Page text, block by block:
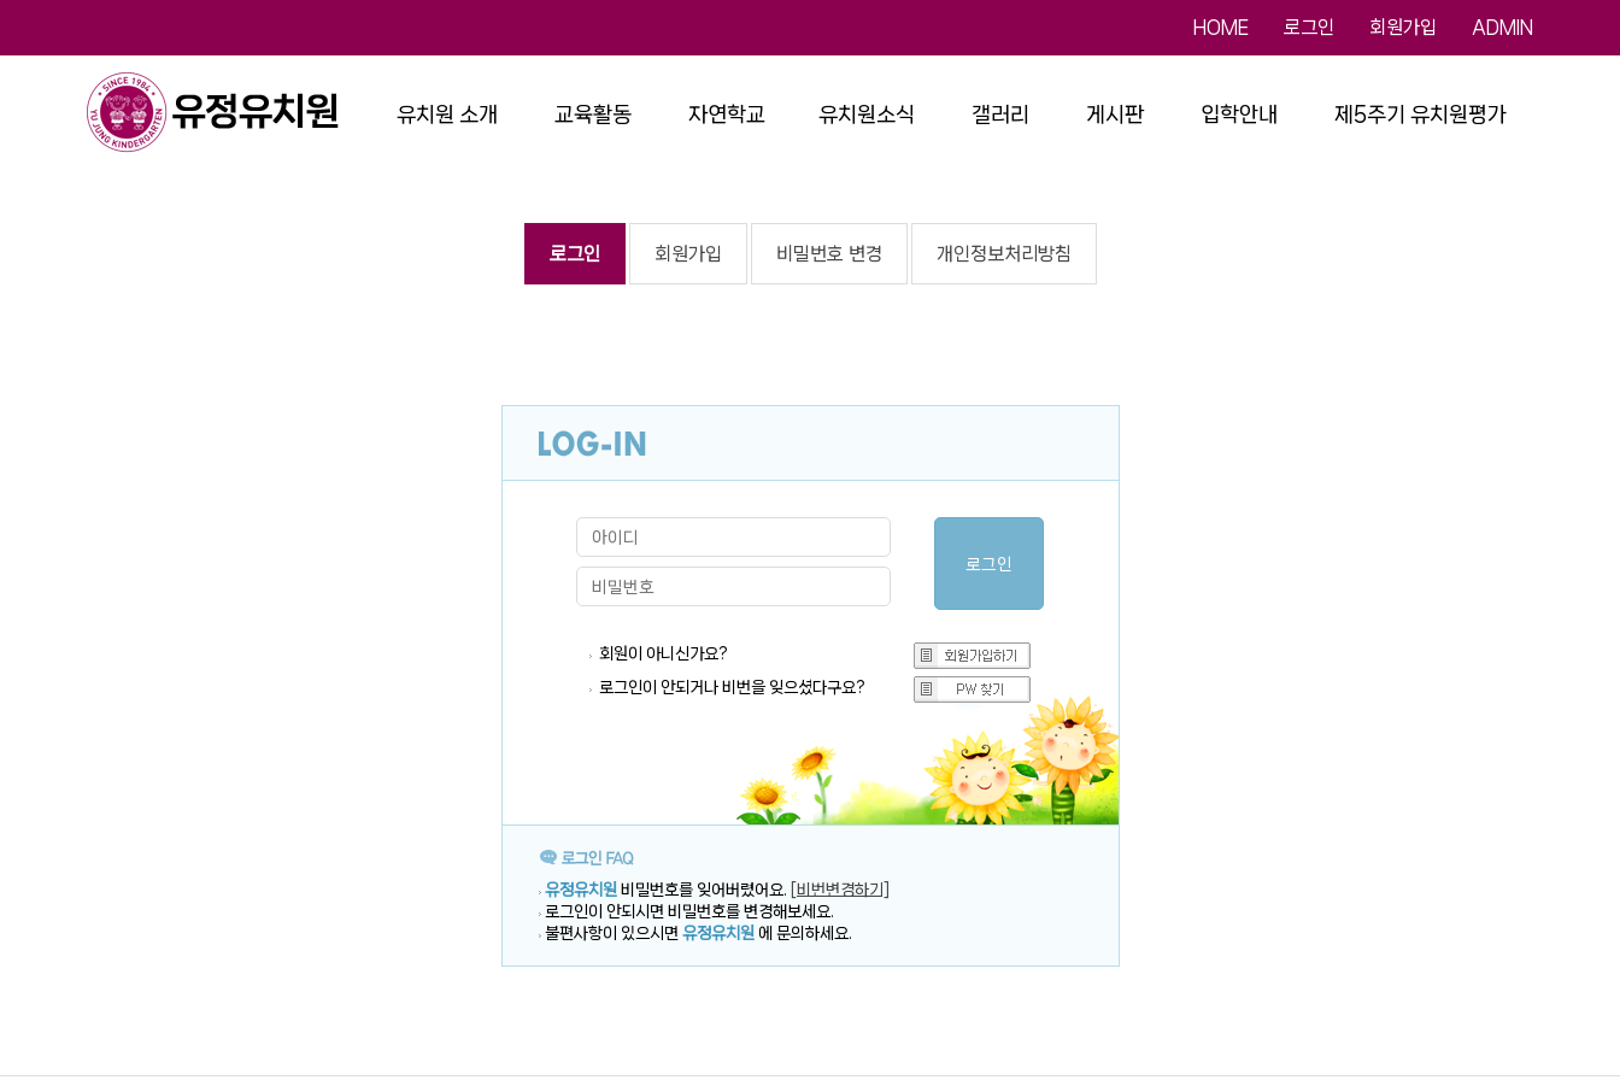
HOME 로그인 회원가입 ADMIN
유치원 소개 교육활동 자연학교 유치원소식 갤러리 게시판 입학안내 제5주기 유치원평가
로그인 회원가입 비밀번호 변경 개인정보처리방침
회원이 아니신가요?
로그인이 안되거나 비번을 잊으셨다구요?
유정유치원 비밀번호를 잊어버렸어요.
[비번변경하기]
로그인이 안되시면 비밀번호를 변경해보세요.
불편사항이 있으시면 유정유치원 에 문의하세요.